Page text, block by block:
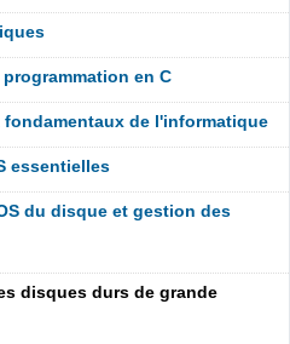
en C
de l'informatique
essentielles
du disque et gestion des
disques durs de grande